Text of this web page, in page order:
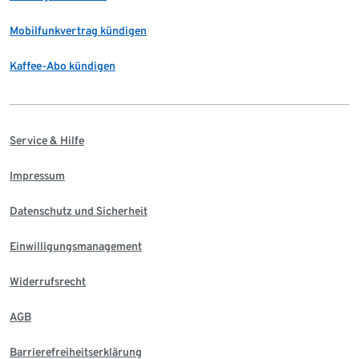
Mobilfunkvertrag kündigen
Kaffee-Abo kündigen
Service & Hilfe
Impressum
Datenschutz und Sicherheit
Einwilligungsmanagement
Widerrufsrecht
AGB
Barrierefreiheitserklärung